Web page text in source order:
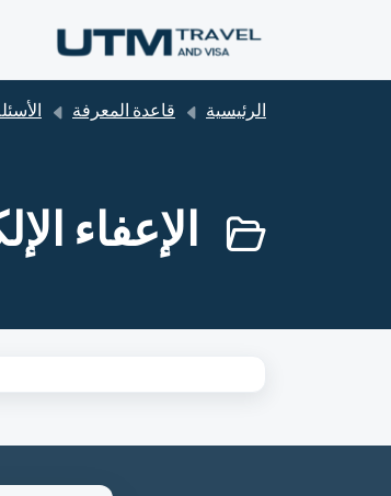
الرئيسية قاعدة المعرفة
الإعفاء